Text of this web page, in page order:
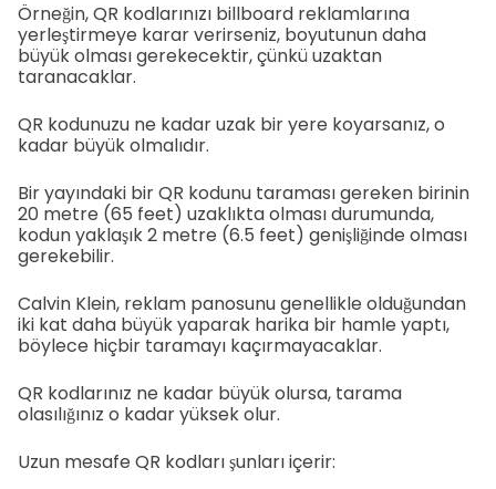
Örneğin, QR kodlarınızı billboard reklamlarına
yerleştirmeye karar verirseniz, boyutunun daha
büyük olması gerekecektir, çünkü uzaktan
taranacaklar.
QR kodunuzu ne kadar uzak bir yere koyarsanız, o
kadar büyük olmalıdır.
Bir yayındaki bir QR kodunu taraması gereken birinin
20 metre (65 feet) uzaklıkta olması durumunda,
kodun yaklaşık 2 metre (6.5 feet) genişliğinde olması
gerekebilir.
Calvin Klein, reklam panosunu genellikle olduğundan
iki kat daha büyük yaparak harika bir hamle yaptı,
böylece hiçbir taramayı kaçırmayacaklar.
QR kodlarınız ne kadar büyük olursa, tarama
olasılığınız o kadar yüksek olur.
Uzun mesafe QR kodları şunları içerir: